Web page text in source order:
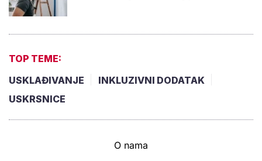
TOP TEME:
USKLAĐIVANJE
INKLUZIVNI DODATAK
USKRSNICE
O nama